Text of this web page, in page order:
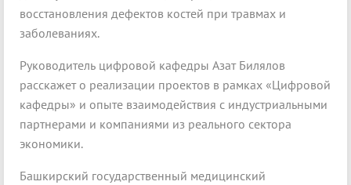
восстановления дефектов костей при травмах и
заболеваниях.
Руководитель цифровой кафедры Азат Билялов
расскажет о реализации проектов в рамках «Цифровой
кафедры» и опыте взаимодействия с индустриальными
партнерами и компаниями из реального сектора
экономики.
Башкирский государственный медицинский